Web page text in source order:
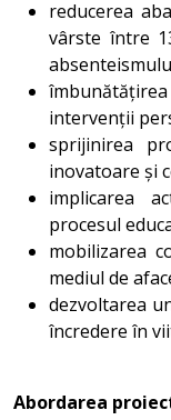
reducerea
vârste între
intervenții
sprijinirea
inovatoare și
implicarea
procesul
mobilizarea
mediul de
dezvoltarea
încredere în
Abordarea